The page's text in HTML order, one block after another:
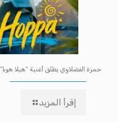
حمزة الفضلاوي يطلق أغنية “هيلا هوبا”
إقرأ المزيد